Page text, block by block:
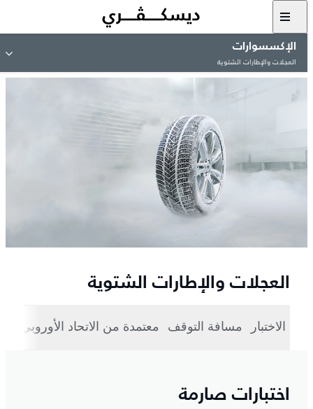
الإكسسوارات
العجلات والإطارات الشتوية
العجلات والإطارات الشتوية
الاختبار مسافة التوقف معتمدة من الاتحاد الأوروبي
اختبارات صارمة